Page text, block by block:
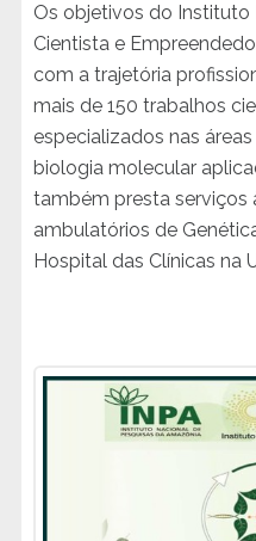
Os objetivos do Instituto
Cientista e
com a trajetória
mais de 150 trabalhos
especializados nas
biologia molecular
também presta serviços
ambulatórios de
Hospital das Clínicas na